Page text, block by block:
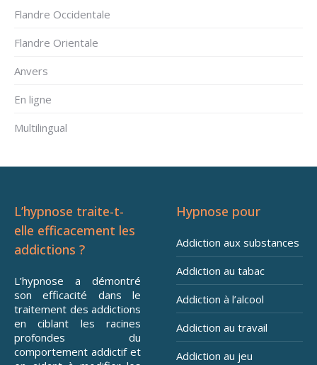
Flandre Occidentale
Flandre Orientale
Anvers
En ligne
Multilingual
L’hypnose traite-t-
elle efficacement les
addictions ?
L’hypnose a démontré
son efficacité dans le
traitement des addictions
en ciblant les racines
profondes du
comportement addictif et
Hypnose pour
Addiction aux substances
Addiction au tabac
Addiction à l’alcool
Addiction au travail
Addiction au jeu